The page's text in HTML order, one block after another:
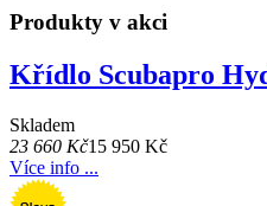
Produkty v akci
Křídlo Scubapro
Skladem
23 660 Kč15 950 Kč
Více info ...